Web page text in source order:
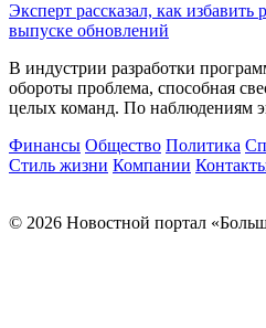
Эксперт рассказал, как избавить
выпуске обновлений
В индустрии разработки
обороты проблема, способная
целых команд. По наблюдениям
Финансы Общество Политика
Стиль жизни Компании
© 2026 Новостной портал